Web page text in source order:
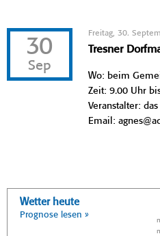
30
Sep
Freitag, 30.
Tresner
Wo: beim
Zeit: 9.00 Uhr
Veranstalter:
Email:
Wetter heute
Prognose lesen »